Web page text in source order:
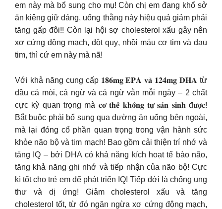
em này mà bổ sung cho mụ! Còn chị em đang khổ sở
ăn kiêng giữ dáng, uống thằng này hiệu quả giảm phải
tăng gấp đôi!! Còn lại hội sợ cholesterol xấu gây nên
xơ cứng động mạch, đột quỵ, nhồi máu cơ tim và đau
tim, thì cứ em này mà nã!
Với khả năng cung cấp 𝟏𝟖𝟔𝐦𝐠 𝐄𝐏𝐀 𝐯𝐚̀ 𝟏𝟐𝟒𝐦𝐠 𝐃𝐇𝐀 từ
dầu cá mòi, cá ngừ và cá ngừ vằn mỗi ngày – 2 chất
cực kỳ quan trọng mà 𝐜𝐨̛ 𝐭𝐡𝐞̂̉ 𝐤𝐡𝐨̂𝐧𝐠 𝐭𝐮̛̣ 𝐬𝐚̉𝐧 𝐬𝐢𝐧𝐡 đ𝐮̛𝐨̛̣𝐜!
Bắt buộc phải bổ sung qua đường ăn uống bên ngoài,
mà lại đóng cổ phần quan trọng trong vận hành sức
khỏe não bộ và tim mạch! Bao gồm cải thiện trí nhớ và
tăng IQ – bởi DHA có khả năng kích hoạt tế bào não,
tăng khả năng ghi nhớ và tiếp nhận của não bộ! Cực
kì tốt cho trẻ em để phát triển IQ! Tiếp đới là chống ung
thư và dị ứng! Giảm cholesterol xấu và tăng
cholesterol tốt, từ đó ngăn ngừa xơ cứng động mạch,